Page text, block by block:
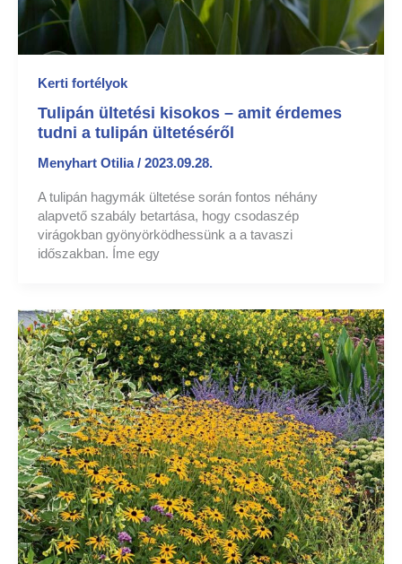
Kerti fortélyok
Tulipán ültetési kisokos – amit érdemes
tudni a tulipán ültetéséről
Menyhart Otilia/ 2023.09.28.
A tulipán hagymák ültetése során fontos néhány
alapvető szabály betartása, hogy csodaszép
virágokban gyönyörködhessünk a a tavaszi
időszakban. Íme egy